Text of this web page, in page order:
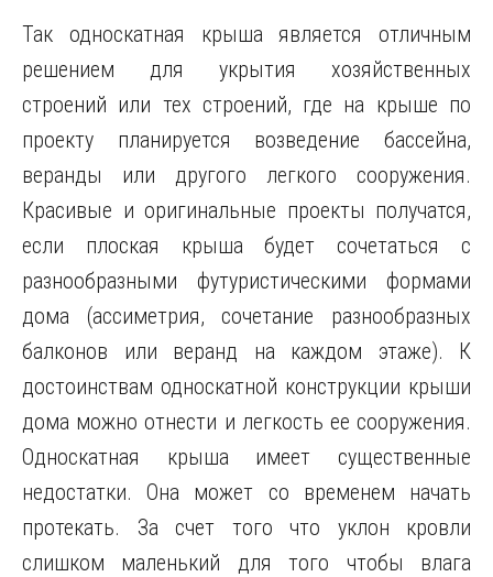
Так односкатная крыша является отличным
решением для укрытия хозяйственных
строений или тех строений, где на крыше по
проекту планируется возведение бассейна,
веранды или другого легкого сооружения.
Красивые и оригинальные проекты получатся,
если плоская крыша будет сочетаться с
разнообразными футуристическими формами
дома (ассиметрия, сочетание разнообразных
балконов или веранд на каждом этаже). К
достоинствам односкатной конструкции крыши
дома можно отнести и легкость ее сооружения.
Односкатная крыша имеет существенные
недостатки. Она может со временем начать
протекать. За счет того что уклон кровли
слишком маленький для того чтобы влага